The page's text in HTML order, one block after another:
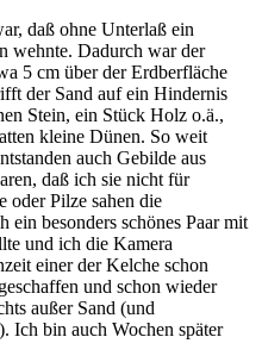
daß ohne Unterlaß ein
wehnte. Dadurch war der
5 cm über der Erdberfläche
der Sand auf ein Hindernis
Stein, ein Stück Holz o.ä.,
kleine Dünen. So weit
auch Gebilde aus
daß ich sie nicht für
oder Pilze sahen die
ein besonders schönes Paar mit
und ich die Kamera
einer der Kelche schon
und schon wieder
außer Sand (und
Ich bin auch Wochen später